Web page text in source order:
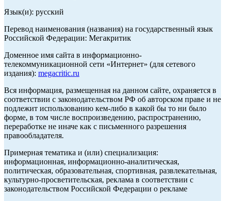
Язык(и): русский
Перевод наименования (названия) на государственный язык
Российской Федерации: Мегакритик
Доменное имя сайта в информационно-
телекоммуникационной сети «Интернет» (для сетевого
издания): megacritic.ru
Вся информация, размещенная на данном сайте, охраняется в
соответствии с законодательством РФ об авторском праве и не
подлежит использованию кем-либо в какой бы то ни было
форме, в том числе воспроизведению, распространению,
переработке не иначе как с письменного разрешения
правообладателя.
Примерная тематика и (или) специализация:
информационная, информационно-аналитическая,
политическая, образовательная, спортивная, развлекательная,
культурно-просветительская, реклама в соответствии с
законодательством Российской Федерации о рекламе